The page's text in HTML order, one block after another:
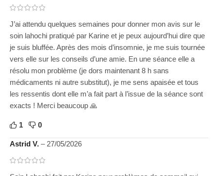
J’ai attendu quelques semaines pour donner mon avis sur le
soin lahochi pratiqué par Karine et je peux aujourd’hui dire que
je suis bluffée. Après des mois d’insomnie, je me suis tournée
vers elle sur les conseils d’une amie. En une séance elle a
résolu mon problème (je dors maintenant 8 h sans
médicaments ni autre substitut), je me sens apaisée et tous
les ressentis dont elle m’a fait part à l’issue de la séance sont
exacts ! Merci beaucoup 🙏
1 0
Astrid V. – 27/05/2026